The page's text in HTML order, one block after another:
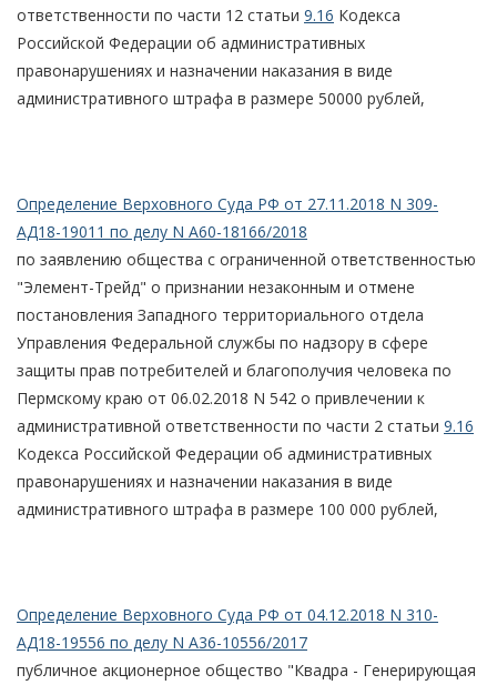
ответственности по части 12 статьи 9.16 Кодекса
Российской Федерации об административных
правонарушениях и назначении наказания в виде
административного штрафа в размере 50000 рублей,
Определение Верховного Суда РФ от 27.11.2018 N 309-
АД18-19011 по делу N А60-18166/2018
по заявлению общества с ограниченной ответственностью
"Элемент-Трейд" о признании незаконным и отмене
постановления Западного территориального отдела
Управления Федеральной службы по надзору в сфере
защиты прав потребителей и благополучия человека по
Пермскому краю от 06.02.2018 N 542 о привлечении к
административной ответственности по части 2 статьи 9.16
Кодекса Российской Федерации об административных
правонарушениях и назначении наказания в виде
административного штрафа в размере 100 000 рублей,
Определение Верховного Суда РФ от 04.12.2018 N 310-
АД18-19556 по делу N А36-10556/2017
публичное акционерное общество "Квадра - Генерирующая